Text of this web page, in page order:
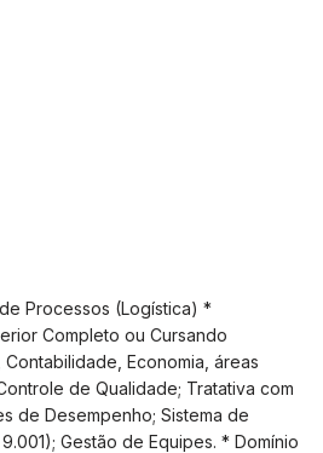
Processos (Logística) *
Completo ou Cursando
Economia, áreas
de Qualidade; Tratativa com
de Desempenho; Sistema de
Gestão de Equipes. * Domínio